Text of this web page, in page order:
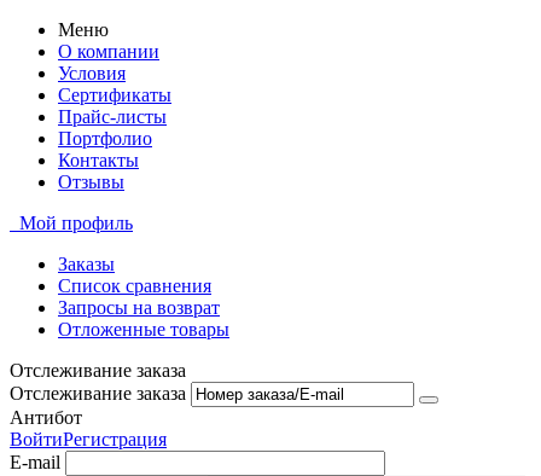
Меню
О компании
Условия
Сертификаты
Прайс-листы
Портфолио
Контакты
Отзывы
Мой профиль
Заказы
Список сравнения
Запросы на возврат
Отложенные товары
Отслеживание заказа
Отслеживание заказа
Антибот
ВойтиРегистрация
E-mail